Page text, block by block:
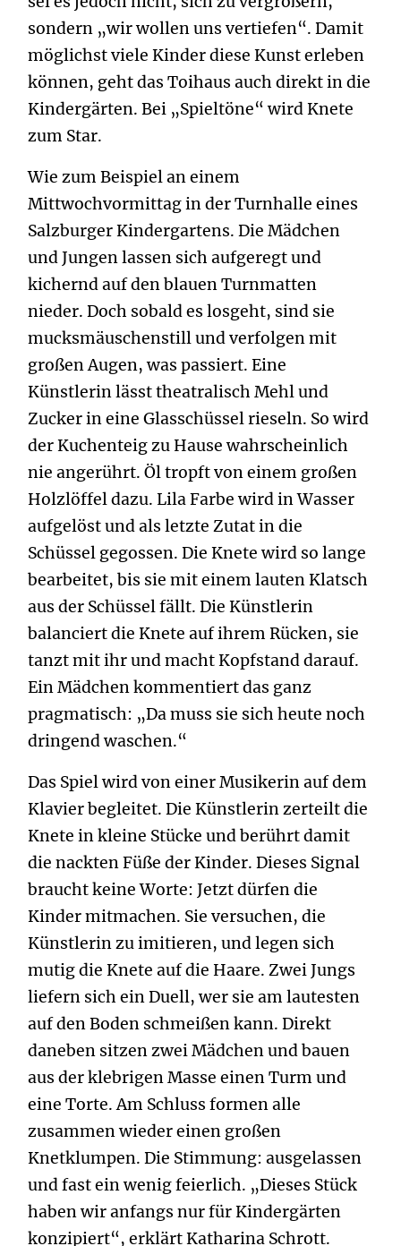
sondern „wir wollen uns vertiefen“. Damit
möglichst viele Kinder diese Kunst erleben
können, geht das Toihaus auch direkt in die
Kindergärten. Bei „Spieltöne“ wird Knete
zum Star.
Wie zum Beispiel an einem
Mittwochvormittag in der Turnhalle eines
Salzburger Kindergartens. Die Mädchen
und Jungen lassen sich aufgeregt und
kichernd auf den blauen Turnmatten
nieder. Doch sobald es losgeht, sind sie
mucksmäuschenstill und verfolgen mit
großen Augen, was passiert. Eine
Künstlerin lässt theatralisch Mehl und
Zucker in eine Glasschüssel rieseln. So wird
der Kuchenteig zu Hause wahrscheinlich
nie angerührt. Öl tropft von einem großen
Holzlöffel dazu. Lila Farbe wird in Wasser
aufgelöst und als letzte Zutat in die
Schüssel gegossen. Die Knete wird so lange
bearbeitet, bis sie mit einem lauten Klatsch
aus der Schüssel fällt. Die Künstlerin
balanciert die Knete auf ihrem Rücken, sie
tanzt mit ihr und macht Kopfstand darauf.
Ein Mädchen kommentiert das ganz
pragmatisch: „Da muss sie sich heute noch
dringend waschen.“
Das Spiel wird von einer Musikerin auf dem
Klavier begleitet. Die Künstlerin zerteilt die
Knete in kleine Stücke und berührt damit
die nackten Füße der Kinder. Dieses Signal
braucht keine Worte: Jetzt dürfen die
Kinder mitmachen. Sie versuchen, die
Künstlerin zu imitieren, und legen sich
mutig die Knete auf die Haare. Zwei Jungs
liefern sich ein Duell, wer sie am lautesten
auf den Boden schmeißen kann. Direkt
daneben sitzen zwei Mädchen und bauen
aus der klebrigen Masse einen Turm und
eine Torte. Am Schluss formen alle
zusammen wieder einen großen
Knetklumpen. Die Stimmung: ausgelassen
und fast ein wenig feierlich. „Dieses Stück
haben wir anfangs nur für Kindergärten
konzipiert“, erklärt Katharina Schrott.